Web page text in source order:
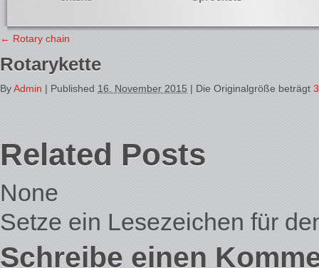
← Rotary chain
Rotarykette
ByAdmin | Published 16. November 2015 | Die Originalgröße beträgt
Related Posts
None
Setze ein Lesezeichen für
Schreibe einen